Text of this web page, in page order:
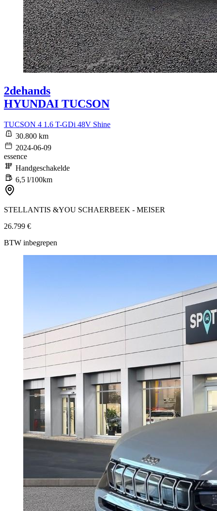
2dehands
HYUNDAI TUCSON
TUCSON 4 1.6 T-GDi 48V Shine
30.800 km
2024-06-09
essence
Handgeschakelde
6,5 l/100km
STELLANTIS &YOU SCHAERBEEK - MEISER
26.799 €
BTW inbegrepen